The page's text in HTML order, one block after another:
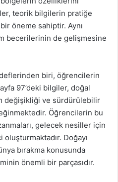
teorik bilgilerin pratiğe
öneme sahiptir. Aynı
becerilerinin de gelişmesine
biri, öğrencilerin
97’deki bilgiler, doğal
değişikliği ve sürdürülebilir
Öğrencilerin bu
gelecek nesiller için
Doğayı
bırakma konusunda
önemli bir parçasıdır.